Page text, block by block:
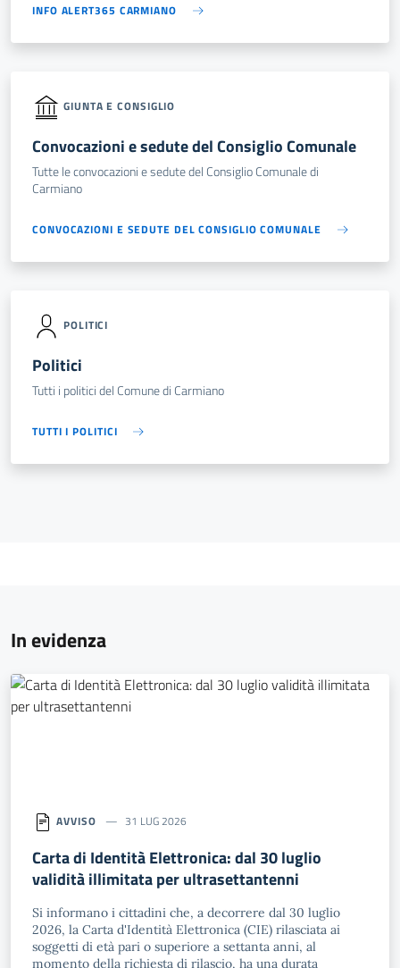
INFO ALERT365 CARMIANO
GIUNTA E CONSIGLIO
Convocazioni e sedute del Consiglio Comunale
Tutte le convocazioni e sedute del Consiglio Comunale di
Carmiano
CONVOCAZIONI E SEDUTE DEL CONSIGLIO COMUNALE
POLITICI
Politici
Tutti i politici del Comune di Carmiano
TUTTI I POLITICI
In evidenza
AVVISO 31 LUG 2026
Carta di Identità Elettronica: dal 30 luglio
validità illimitata per ultrasettantenni
Si informano i cittadini che, a decorrere dal 30 luglio
2026, la Carta d'Identità Elettronica (CIE) rilasciata ai
soggetti di età pari o superiore a settanta anni, al
momento della richiesta di rilascio, ha una durata